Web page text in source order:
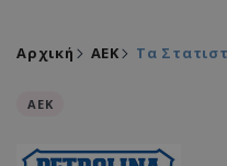
Αρχική ΑEK Τα
ΑEK